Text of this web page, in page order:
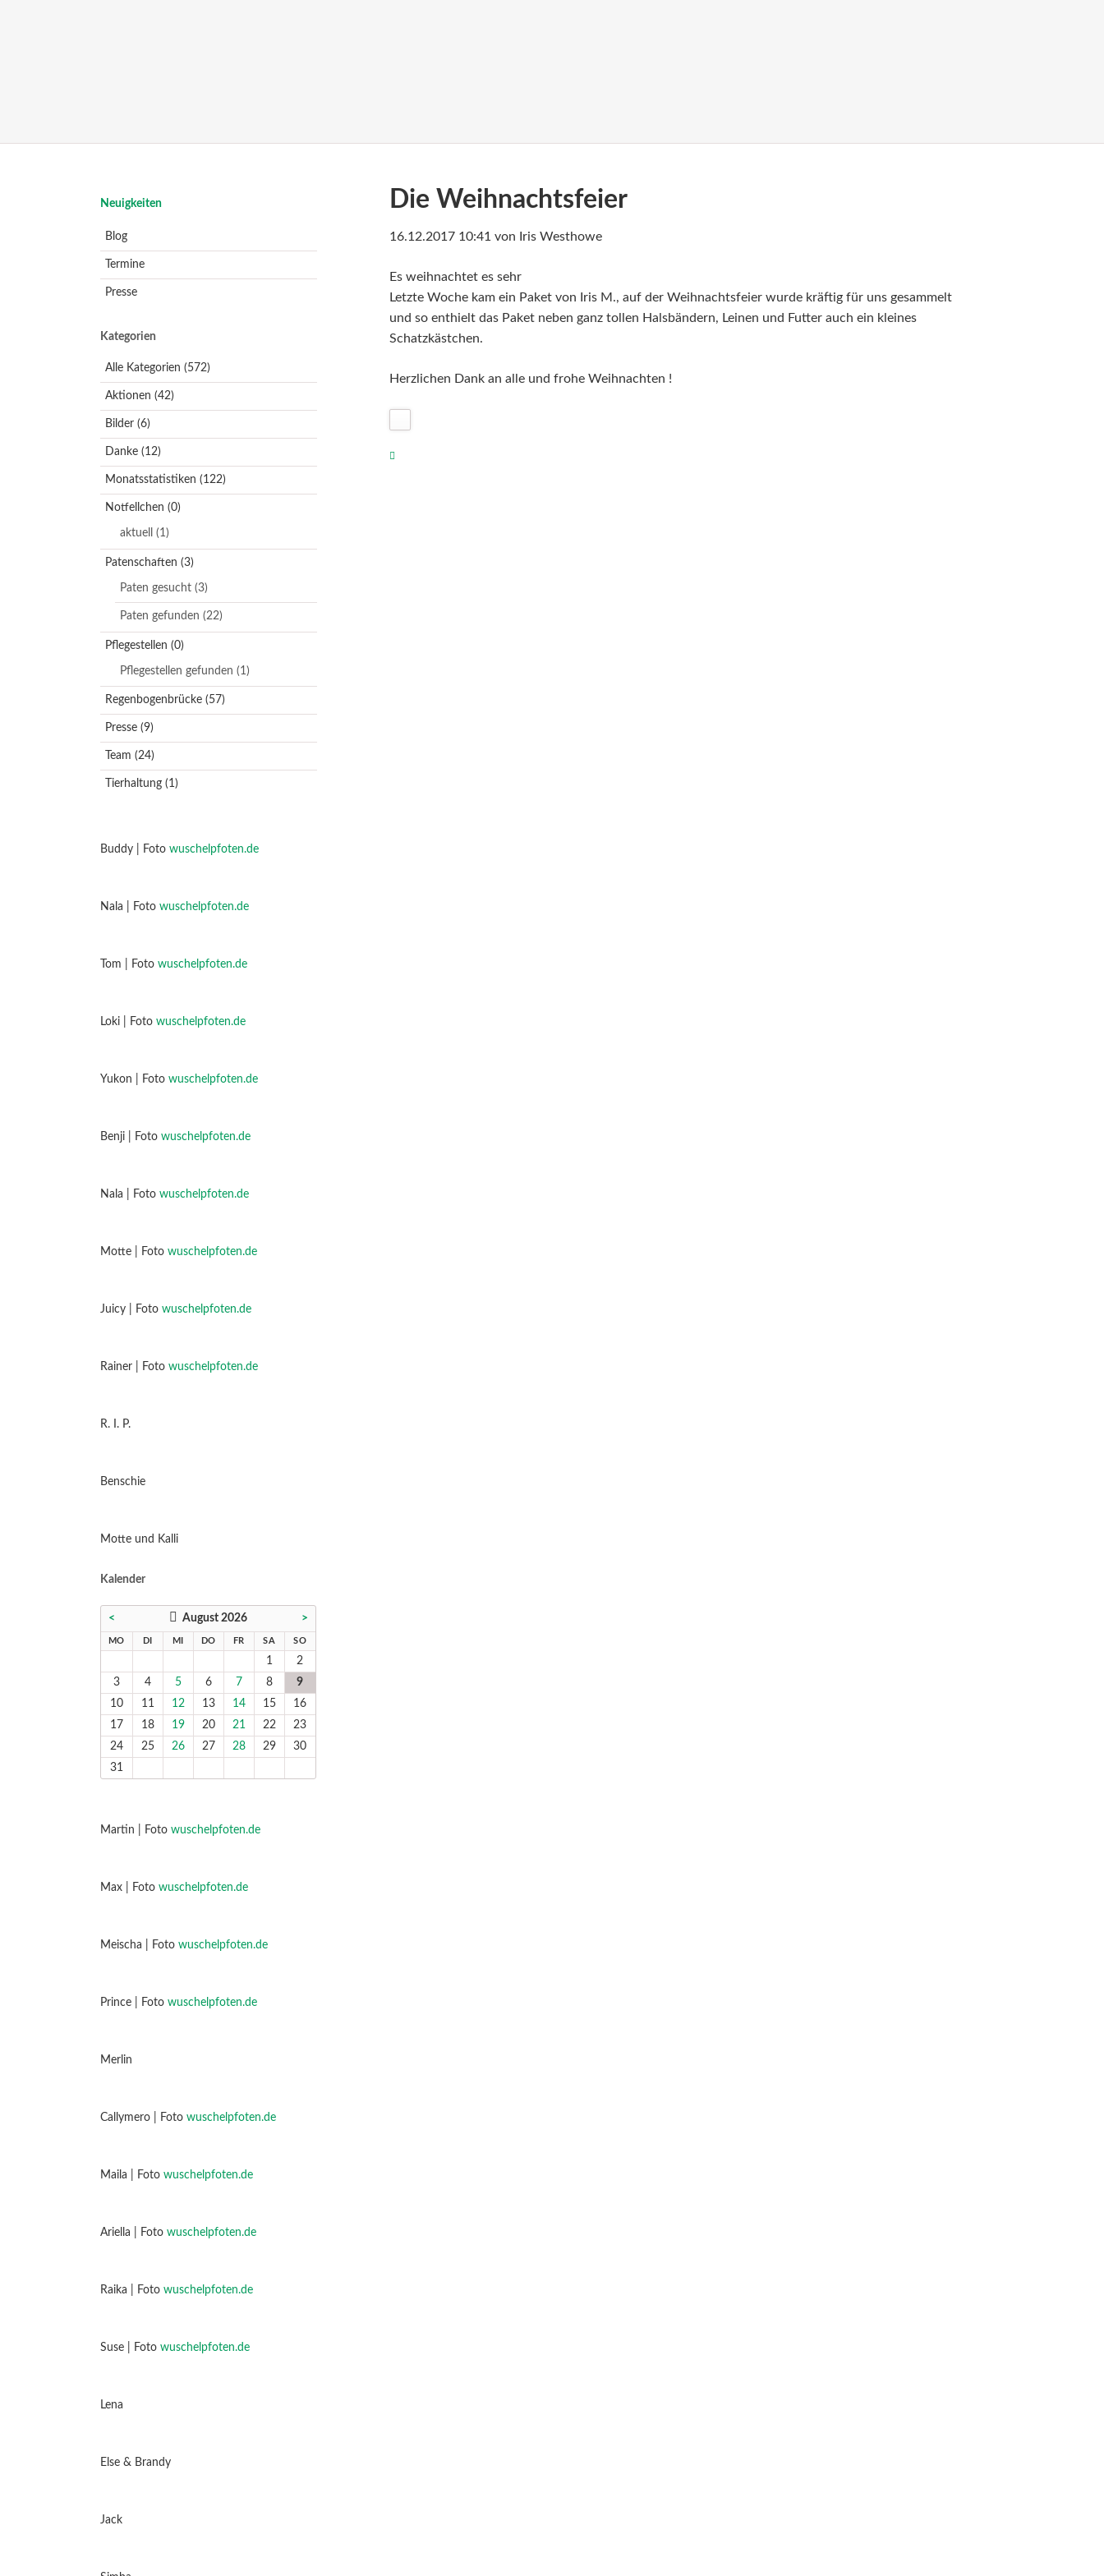
Die Weihnachtsfeier
16.12.2017 10:41 von Iris Westhowe
Es weihnachtet es sehr
Letzte Woche kam ein Paket von Iris M., auf der Weihnachtsfeier wurde kräftig für uns gesammelt
und so enthielt das Paket neben ganz tollen Halsbändern, Leinen und Futter auch ein kleines
Schatzkästchen.
Herzlichen Dank an alle und frohe Weihnachten !
Navigation
Neuigkeiten
Blog
Termine
Presse
Kategorien
Alle Kategorien (572)
Aktionen (42)
Bilder (6)
Danke (12)
Monatsstatistiken (122)
Notfellchen (0)
aktuell (1)
Patenschaften (3)
Paten gesucht (3)
Paten gefunden (22)
Pflegestellen (0)
Pflegestellen gefunden (1)
Regenbogenbrücke (57)
Presse (9)
Team (24)
Tierhaltung (1)
Buddy | Foto wuschelpfoten.de
Nala | Foto wuschelpfoten.de
Tom | Foto wuschelpfoten.de
Loki | Foto wuschelpfoten.de
Yukon | Foto wuschelpfoten.de
Benji | Foto wuschelpfoten.de
Nala | Foto wuschelpfoten.de
Motte | Foto wuschelpfoten.de
Juicy | Foto wuschelpfoten.de
Rainer | Foto wuschelpfoten.de
R. I. P.
Benschie
Motte und Kalli
Kalender
< August 2026 >
MO NTAGDI ENSTAG
MI TTWOCH
DO NNERSTAG
FR EITAG
SA MSTAG
SONNTAG
1
2
3
4 5 6 7 8
9
10
11 12 13 14 15
16
17
18 19 20 21 22
23
24
25 26 27 28 29
30
31
Martin | Foto wuschelpfoten.de
Max | Foto wuschelpfoten.de
Meischa | Foto wuschelpfoten.de
Prince | Foto wuschelpfoten.de
Merlin
Callymero | Foto wuschelpfoten.de
Maila | Foto wuschelpfoten.de
Ariella | Foto wuschelpfoten.de
Raika | Foto wuschelpfoten.de
Suse | Foto wuschelpfoten.de
Lena
Else & Brandy
Jack